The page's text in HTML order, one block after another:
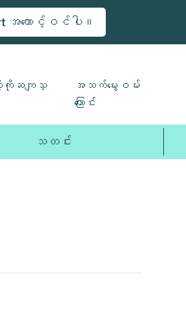
အကောင့်ဝင်ပါ။
တို့ကိုဆကျသှ
အသက်မွေးဝမ်း
ကြောင်း
သတင်း